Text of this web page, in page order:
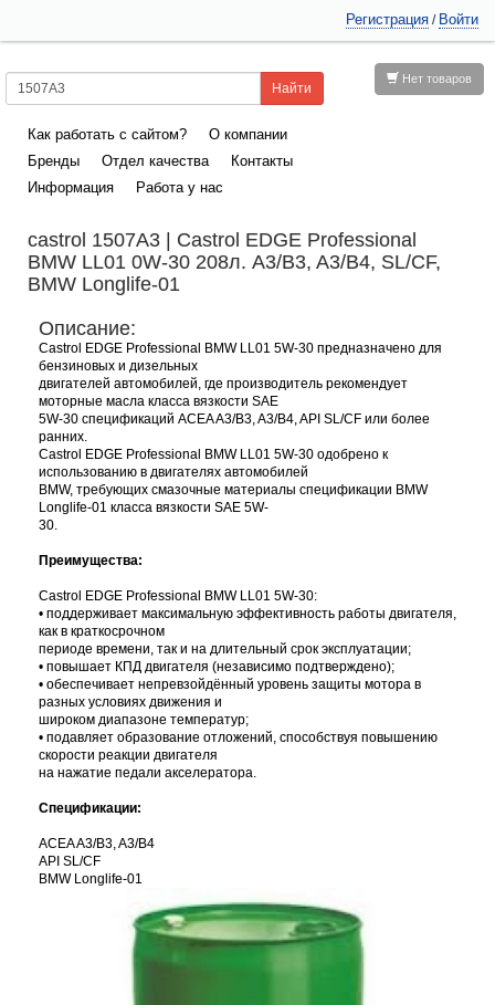
Регистрация / Войти
Нет товаров
Как работать с сайтом?
О компании
Бренды
Отдел качества
Контакты
Информация
Работа у нас
castrol 1507A3 | Castrol EDGE Professional
BMW LL01 0W-30 208л. A3/B3, A3/B4, SL/CF,
BMW Longlife-01
Описание:
Castrol EDGE Professional BMW LL01 5W-30 предназначено для
бензиновых и дизельных
двигателей автомобилей, где производитель рекомендует
моторные масла класса вязкости SAE
5W-30 спецификаций ACEA A3/B3, A3/B4, API SL/CF или более
ранних.
Castrol EDGE Professional BMW LL01 5W-30 одобрено к
использованию в двигателях автомобилей
BMW, требующих смазочные материалы спецификации BMW
Longlife-01 класса вязкости SAE 5W-
30.
Преимущества:
Castrol EDGE Professional BMW LL01 5W-30:
• поддерживает максимальную эффективность работы двигателя,
как в краткосрочном
периоде времени, так и на длительный срок эксплуатации;
• повышает КПД двигателя (независимо подтверждено);
• обеспечивает непревзойдённый уровень защиты мотора в
разных условиях движения и
широком диапазоне температур;
• подавляет образование отложений, способствуя повышению
скорости реакции двигателя
на нажатие педали акселератора.
Спецификации:
ACEA A3/B3, A3/B4
API SL/CF
BMW Longlife-01